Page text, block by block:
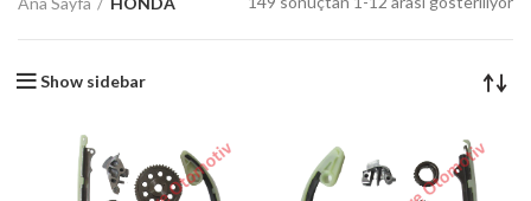
Show sidebar